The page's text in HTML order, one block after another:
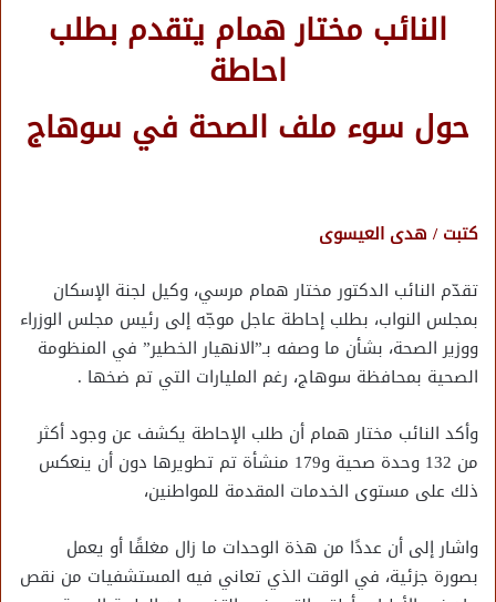
النائب مختار همام يتقدم بطلب
احاطة
حول سوء ملف الصحة في سوهاج
كتبت / هدى العيسوى
تقدّم النائب الدكتور مختار همام مرسي، وكيل لجنة الإسكان
بمجلس النواب، بطلب إحاطة عاجل موجّه إلى رئيس مجلس الوزراء
ووزير الصحة، بشأن ما وصفه بـ”الانهيار الخطير” في المنظومة
الصحية بمحافظة سوهاج، رغم المليارات التي تم ضخها .
وأكد النائب مختار همام أن طلب الإحاطة يكشف عن وجود أكثر
من 132 وحدة صحية و179 منشأة تم تطويرها دون أن ينعكس
ذلك على مستوى الخدمات المقدمة للمواطنين،
واشار إلى أن عددًا من هذة الوحدات ما زال مغلقًا أو يعمل
بصورة جزئية، في الوقت الذي تعاني فيه المستشفيات من نقص